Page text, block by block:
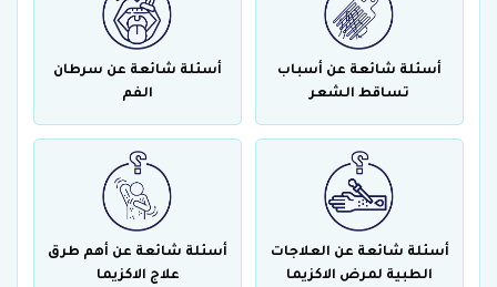
أسئلة شائعة عن أسباب
تساقط الشعر
أسئلة شائعة عن سرطان
الفم
أسئلة شائعة عن العلاجات
الطبية لمرض الاكزيما
أسئلة شائعة عن أهم طرق
علاج الاكزيما